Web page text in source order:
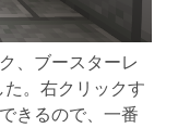
、ブースターレ
。右クリックす
きるので、一番